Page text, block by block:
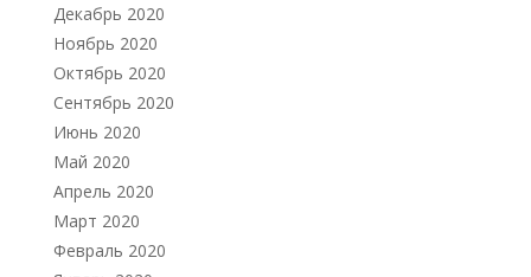
Декабрь 2020
Ноябрь 2020
Октябрь 2020
Сентябрь 2020
Июнь 2020
Май 2020
Апрель 2020
Март 2020
Февраль 2020